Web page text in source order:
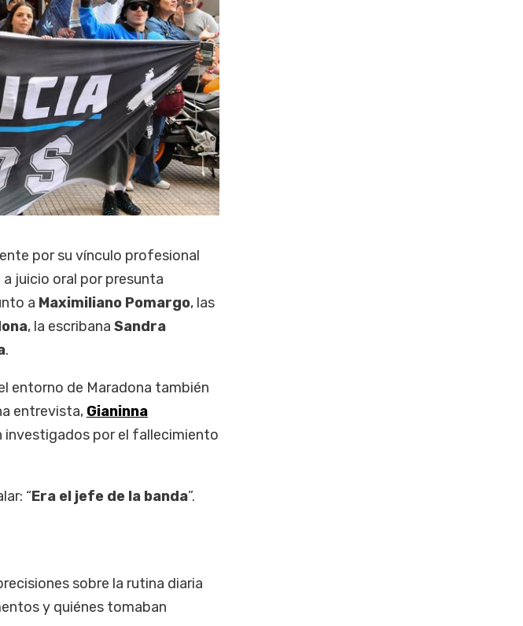
por su vínculo profesional
juicio oral por presunta
a Maximiliano Pomargo, las
, la escribana Sandra
.
entorno de Maradona también
entrevista, Gianinna
investigados por el fallecimiento
“Era el jefe de la banda”.
sobre la rutina diaria
y quiénes tomaban